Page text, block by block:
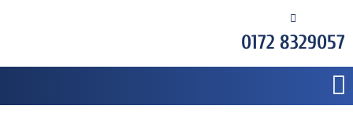
0172 8329057